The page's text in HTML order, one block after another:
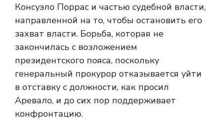
Консуэло Поррас и частью судебной власти,
направленной на то, чтобы остановить его
захват власти. Борьба, которая не
закончилась с возложением
президентского пояса, поскольку
генеральный прокурор отказывается уйти
в отставку с должности, как просил
Аревало, и до сих пор поддерживает
конфронтацию.